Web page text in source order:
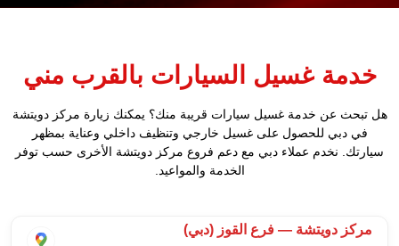
خدمة غسيل السيارات بالقرب مني
هل تبحث عن خدمة غسيل سيارات قريبة منك؟ يمكنك زيارة مركز دويتشة
في دبي للحصول على غسيل خارجي وتنظيف داخلي وعناية بمظهر
سيارتك. نخدم عملاء دبي مع دعم فروع مركز دويتشة الأخرى حسب توفر
الخدمة والمواعيد.
مركز دويتشة — فرع القوز (دبي)